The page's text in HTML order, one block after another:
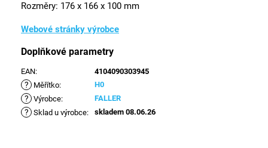
Rozměry: 176 x 166 x 100 mm
Webové stránky výrobce
Doplňkové parametry
EAN: 4104090303945
? Měřítko: H0
? Výrobce: FALLER
? Sklad u výrobce: skladem 08.06.26